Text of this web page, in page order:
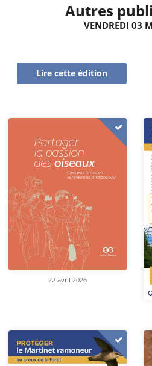
Autres
VENDREDI 03
Lire cette édition
22 avril 2026